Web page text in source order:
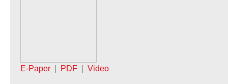
E-Paper PDF Video